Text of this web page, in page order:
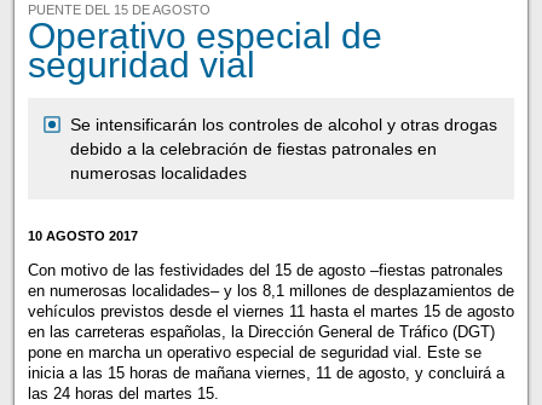
PUENTE DEL 15 DE AGOSTO
Operativo especial de
seguridad vial
Se intensificarán los controles de alcohol y otras drogas
debido a la celebración de fiestas patronales en
numerosas localidades
10 AGOSTO 2017
Con motivo de las festividades del 15 de agosto –fiestas patronales
en numerosas localidades– y los 8,1 millones de desplazamientos de
vehículos previstos desde el viernes 11 hasta el martes 15 de agosto
en las carreteras españolas, la Dirección General de Tráfico (DGT)
pone en marcha un operativo especial de seguridad vial. Este se
inicia a las 15 horas de mañana viernes, 11 de agosto, y concluirá a
las 24 horas del martes 15.